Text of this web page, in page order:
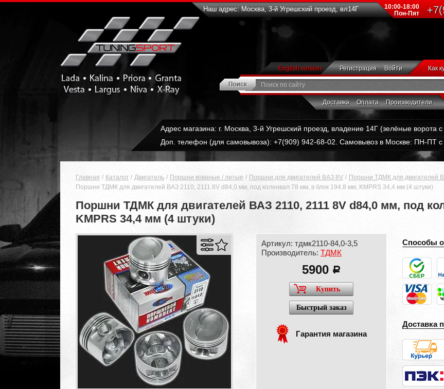
Наш адрес: Москва, 3-й Угрешский проезд, вл14Г
10:00-18:00
Пон-Пят
English version Регистрация Войти Как
Доставка Оплата Производители
Адрес магазина: г. Москва, 3-й Угрешский проезд, владение 14Г (зелёные ворота
Доп. телефон (для самовывоза): +7(909) 942-68-02. Самовывоз в Москве: ПН-ПТ с
Главная Каталог Двигатель Поршни кованые / литые Поршни для двигателей ВАЗ 8V
Поршни ТДМК для двигателей
Поршни ТДМК для двигателей ВАЗ 2110, 2111 8V d84,0 мм, под коленвал 78 мм, в блок 194,8 мм, KMPRS 34,4 мм (4 штуки)
Поршни ТДМК для двигателей ВАЗ 2110, 2111 8V d84,0 мм, под
KMPRS 34,4 мм (4 штуки)
Артикул: тдмк2110-84,0-3,5
Производитель: ТДМК
5900 a
Купить
Быстрый заказ
Гарантия магазина
Способы
Доставка